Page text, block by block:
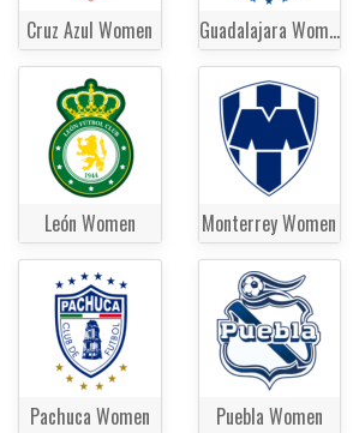
Cruz Azul Women Guadalajara Women
León Women Monterrey Women
Pachuca Women Puebla Women